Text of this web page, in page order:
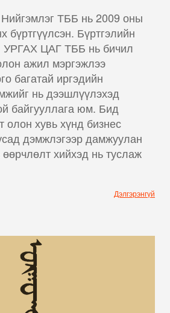
ТББ нь 2009 оны
бүртгүүлсэн. Бүртгэлийн
УРГАХ ЦАГ ТББ нь бичил
ажил мэргэжлээ
багатай иргэдийн
нь дээшлүүлэхэд
байгууллага юм. Бид
олон хувь хүнд бизнес
дэмжлэгээр дамжуулан
өөрчлөлт хийхэд нь туслаж
Дэлгэрэнгүй